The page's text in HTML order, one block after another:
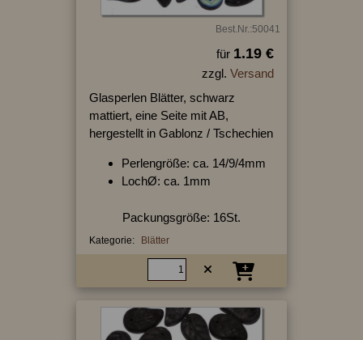
Best.Nr.:50041
für 1.19 €
zzgl. Versand
Glasperlen Blätter, schwarz
mattiert, eine Seite mit AB,
hergestellt in Gablonz / Tschechien
Perlengröße: ca. 14/9/4mm
LochØ: ca. 1mm
Packungsgröße: 16St.
Kategorie: Blätter